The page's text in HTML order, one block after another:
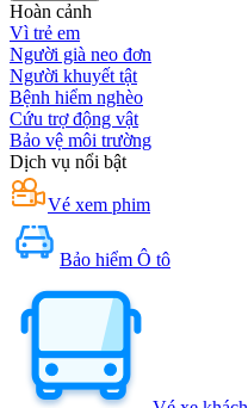
Hoàn cảnh
Vì trẻ em
Người già neo đơn
Người khuyết tật
Bệnh hiểm nghèo
Cứu trợ động vật
Bảo vệ môi trường
Dịch vụ nổi bật
Vé xem phim
Bảo hiểm Ô tô